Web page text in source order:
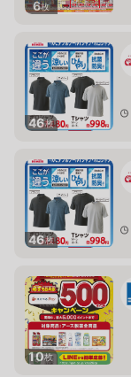
6枚
46枚
46枚
10枚